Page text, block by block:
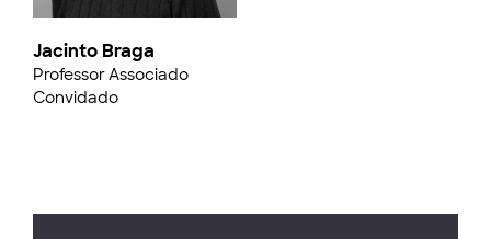
Jacinto Braga
Professor Associado
Convidado